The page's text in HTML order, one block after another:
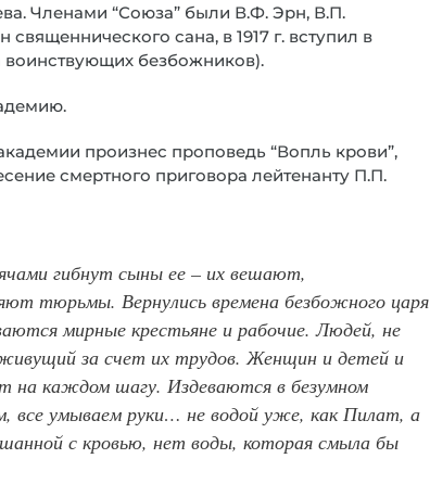
Членами “Союза” были В.Ф. Эрн, В.П.
сана, в 1917 г. вступил в
воинствующих безбожников).
произнес проповедь “Вопль крови”,
смертного приговора лейтенанту П.П.
гибнут сыны ее – их вешают,
тюрьмы. Вернулись времена безбожного царя
мирные крестьяне и рабочие. Людей, не
за счет их трудов. Женщин и детей и
на каждом шагу. Издеваются в безумном
все умываем руки… не водой уже, как Пилат, а
с кровью, нет воды, которая смыла бы